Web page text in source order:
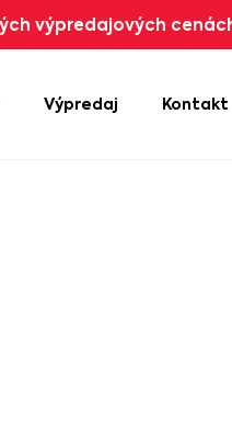
výpredajových
Výpredaj Kontakt